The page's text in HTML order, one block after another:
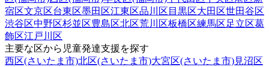
宿区文京区台東区墨田区江東区品川区 目黒区大田区世田谷区
渋谷区中野区杉並区豊島区北区荒川区板橋区練馬区足立区葛
飾区江戸川区
主要な区から児童発達支援を探す
西区(さいたま市)北区(さいたま市)大宮区(さいたま市)見沼区